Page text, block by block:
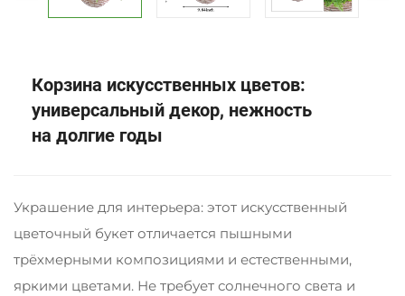
Корзина искусственных цветов:
универсальный декор, нежность
на долгие годы
Украшение для интерьера: этот искусственный
цветочный букет отличается пышными
трёхмерными композициями и естественными,
яркими цветами. Не требует солнечного света и